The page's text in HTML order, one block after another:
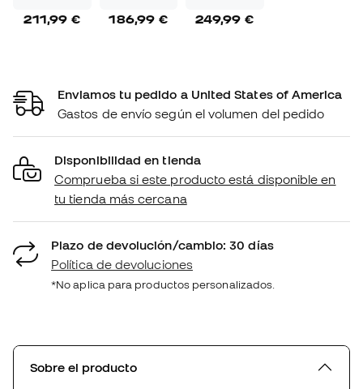
211,99 € 186,99 € 249,99 €
Enviamos tu pedido a United States of America
Gastos de envío según el volumen del pedido
Disponibilidad en tienda
Comprueba si este producto está disponible en
tu tienda más cercana
Plazo de devolución/cambio: 30 días
Política de devoluciones
*No aplica para productos personalizados.
Sobre el producto